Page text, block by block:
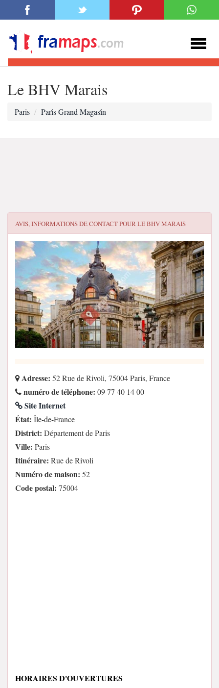
Le BHV Marais
Paris Pari̇s Grand Magasi̇n
AVIS, INFORMATIONS DE CONTACT POURLE BHV MARAIS
Adresse: 52 Rue de Rivoli, 75004 Paris, France
numéro de téléphone: 09 77 40 14 00
Site Internet
État: Île-de-France
District: Département de Paris
Ville: Paris
Itinéraire: Rue de Rivoli
Numéro de maison: 52
Code postal: 75004
HORAIRES D'OUVERTURES